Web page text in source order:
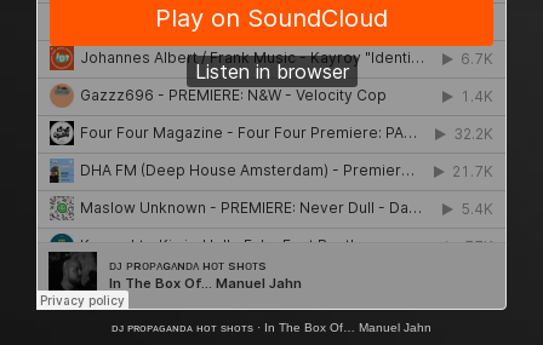
ᴅᴊ ᴘʀᴏᴘᴀɢᴀɴᴅᴀ ʜᴏᴛ sʜᴏᴛs · In The Box Of… Manuel Jahn